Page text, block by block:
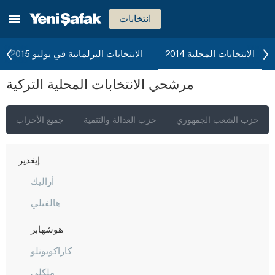
انتخابات
الانتخابات البرلمانية في يوليو 2015 الانتخابات المحلية 2014
مرشحي الانتخابات المحلية التركية
جميع الأحزاب حزب العدالة والتنمية حزب الشعب الجمهوري
إيسكي شهير
غازي عنتاب
غيراسون
كوموش خانة
هطاي
إيغدير
أراليك
هالفيلي
هوشهابر
كاراكويونلو
ملكلي